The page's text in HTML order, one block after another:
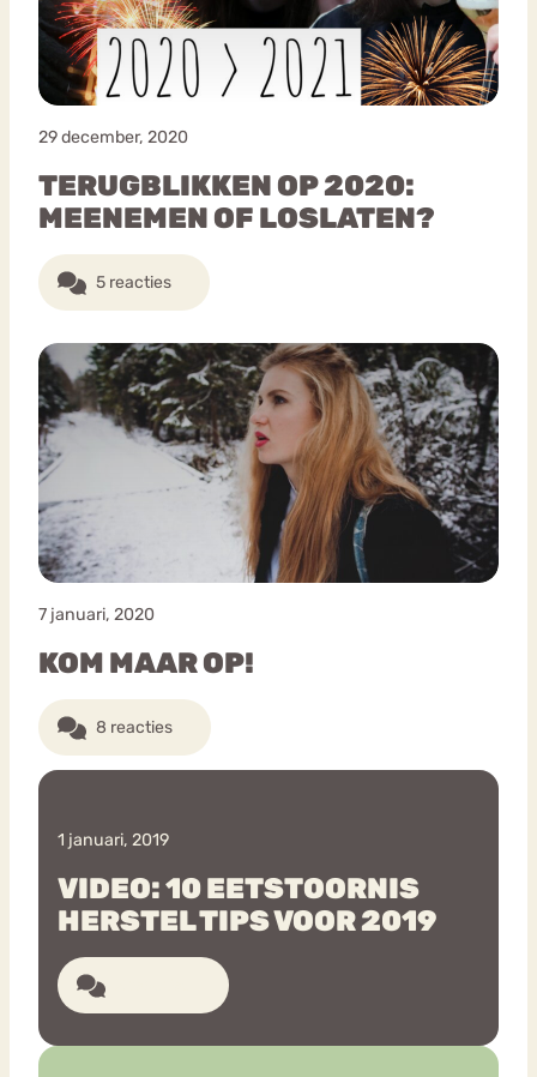
29 december, 2020
TERUGBLIKKEN OP 2020:
MEENEMEN OF LOSLATEN?
5 reacties
7 januari, 2020
KOM MAAR OP!
8 reacties
1 januari, 2019
VIDEO: 10 EETSTOORNIS
HERSTEL TIPS VOOR 2019